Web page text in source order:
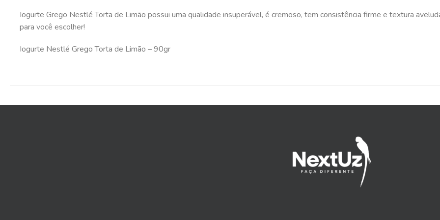
Iogurte Grego Nestlé Torta de Limão possui uma qualidade insuperável, é cremoso, tem consistência firme e textura
para você escolher!
Iogurte Nestlé Grego Torta de Limão – 90gr